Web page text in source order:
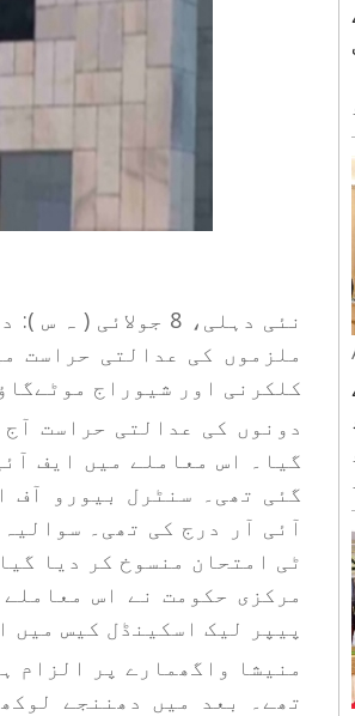
نئی دہلی، 8
کلکرنی اور شیوراج
دونوں کی عدالتی حراست
گئی تھی۔ سنٹرل بیورو آف
مرکزی حکومت نے اس
پیپر لیک اسکینڈل کیس میں اب تک 13 ملزموں کو گرفتار کیا
منیشا واگھمارے پر الزام
میں منعقدہ ’بلڈ ڈونیشن میگا کیمپین 2026‘
اس